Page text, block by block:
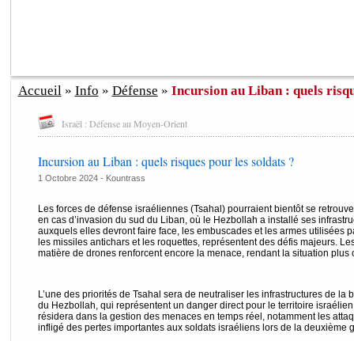
Accueil» Info » Défense » Incursion au Liban : quels
Israël : Défense au Moyen-Orient
Incursion au Liban : quels risques pour les soldats ?
1 Octobre 2024 - Kountrass
Les forces de défense israéliennes (Tsahal) pourraient bientôt se
en cas d’invasion du sud du Liban, où le Hezbollah a installé ses
auxquels elles devront faire face, les embuscades et les armes utilisées
les missiles antichars et les roquettes, représentent des défis majeurs.
matière de drones renforcent encore la menace, rendant la situation plus
L’une des priorités de Tsahal sera de neutraliser les infrastructures de la
du Hezbollah, qui représentent un danger direct pour le territoire
résidera dans la gestion des menaces en temps réel, notamment les
infligé des pertes importantes aux soldats israéliens lors de la deuxième